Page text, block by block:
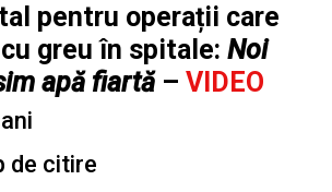
pentru operații care
greu în spitale: Noi
apă fiartă– VIDEO
de citire